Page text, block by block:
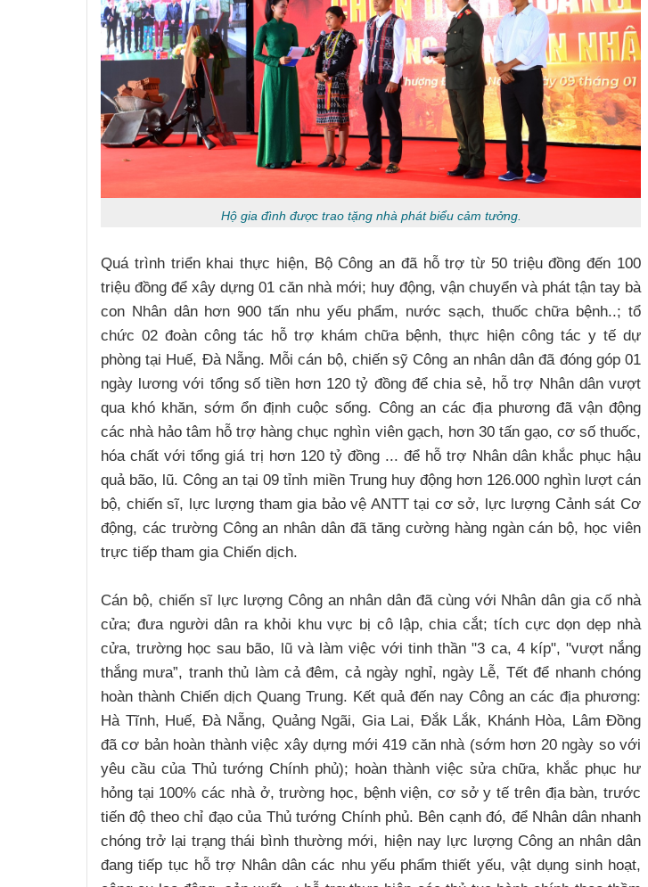
Hộ gia đình được trao tặng nhà phát biểu cảm tưởng.
Quá trình triển khai thực hiện, Bộ Công an đã hỗ trợ từ 50 triệu đồng đến 100
triệu đồng để xây dựng 01 căn nhà mới; huy động, vận chuyển và phát tận tay bà
con Nhân dân hơn 900 tấn nhu yếu phẩm, nước sạch, thuốc chữa bệnh..; tổ
chức 02 đoàn công tác hỗ trợ khám chữa bệnh, thực hiện công tác y tế dự
phòng tại Huế, Đà Nẵng. Mỗi cán bộ, chiến sỹ Công an nhân dân đã đóng góp 01
ngày lương với tổng số tiền hơn 120 tỷ đồng để chia sẻ, hỗ trợ Nhân dân vượt
qua khó khăn, sớm ổn định cuộc sống. Công an các địa phương đã vận động
các nhà hảo tâm hỗ trợ hàng chục nghìn viên gạch, hơn 30 tấn gạo, cơ số thuốc,
hóa chất với tổng giá trị hơn 120 tỷ đồng ... để hỗ trợ Nhân dân khắc phục hậu
quả bão, lũ. Công an tại 09 tỉnh miền Trung huy động hơn 126.000 nghìn lượt cán
bộ, chiến sĩ, lực lượng tham gia bảo vệ ANTT tại cơ sở, lực lượng Cảnh sát Cơ
động, các trường Công an nhân dân đã tăng cường hàng ngàn cán bộ, học viên
trực tiếp tham gia Chiến dịch.
Cán bộ, chiến sĩ lực lượng Công an nhân dân đã cùng với Nhân dân gia cố nhà
cửa; đưa người dân ra khỏi khu vực bị cô lập, chia cắt; tích cực dọn dẹp nhà
cửa, trường học sau bão, lũ và làm việc với tinh thần "3 ca, 4 kíp", "vượt nắng
thắng mưa”, tranh thủ làm cả đêm, cả ngày nghỉ, ngày Lễ, Tết để nhanh chóng
hoàn thành Chiến dịch Quang Trung. Kết quả đến nay Công an các địa phương:
Hà Tĩnh, Huế, Đà Nẵng, Quảng Ngãi, Gia Lai, Đắk Lắk, Khánh Hòa, Lâm Đồng
đã cơ bản hoàn thành việc xây dựng mới 419 căn nhà (sớm hơn 20 ngày so với
yêu cầu của Thủ tướng Chính phủ); hoàn thành việc sửa chữa, khắc phục hư
hỏng tại 100% các nhà ở, trường học, bệnh viện, cơ sở y tế trên địa bàn, trước
tiến độ theo chỉ đạo của Thủ tướng Chính phủ. Bên cạnh đó, để Nhân dân nhanh
chóng trở lại trạng thái bình thường mới, hiện nay lực lượng Công an nhân dân
đang tiếp tục hỗ trợ Nhân dân các nhu yếu phẩm thiết yếu, vật dụng sinh hoạt,